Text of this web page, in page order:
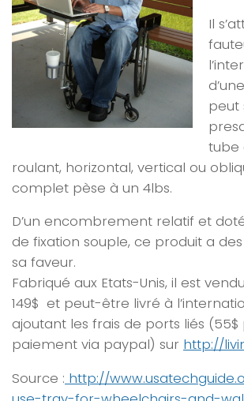
Il
peut
tube
roulant, horizontal, vertical ou
complet pèse à un 4lbs.
D’un encombrement relatif et
de fixation souple, ce produit a
sa faveur.
Fabriqué aux Etats-Unis, il est
149$ et peut-être livré à
ajoutant les frais de ports liés
paiement via paypal) sur http://
Source : http://